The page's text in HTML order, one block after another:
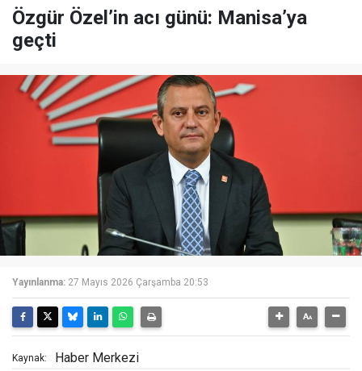
Özgür Özel’in acı günü: Manisa’ya
geçti
Yayınlanma: 27 Mayıs 2026 Çarşamba 20:53
Kaynak: Haber Merkezi